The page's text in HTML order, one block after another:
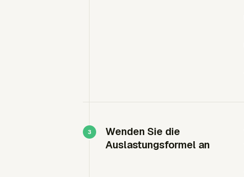
Wenden Sie die
Auslastungsformel an